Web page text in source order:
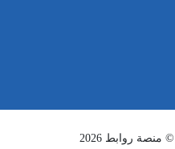
روابط 2026